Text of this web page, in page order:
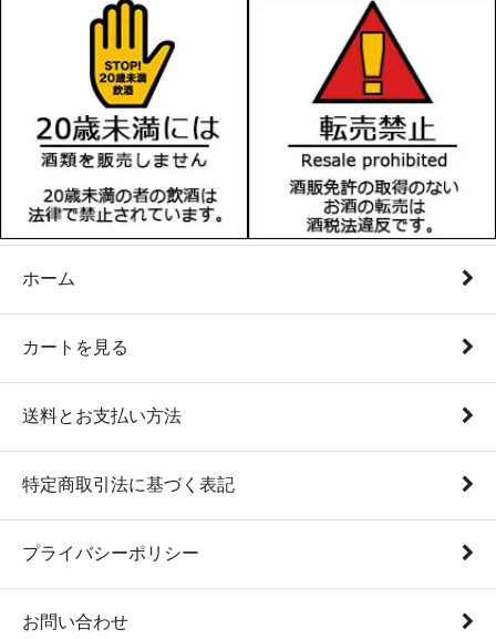
ホーム
カートを見る
送料とお支払い方法
特定商取引法に基づく表記
プライバシーポリシー
お問い合わせ